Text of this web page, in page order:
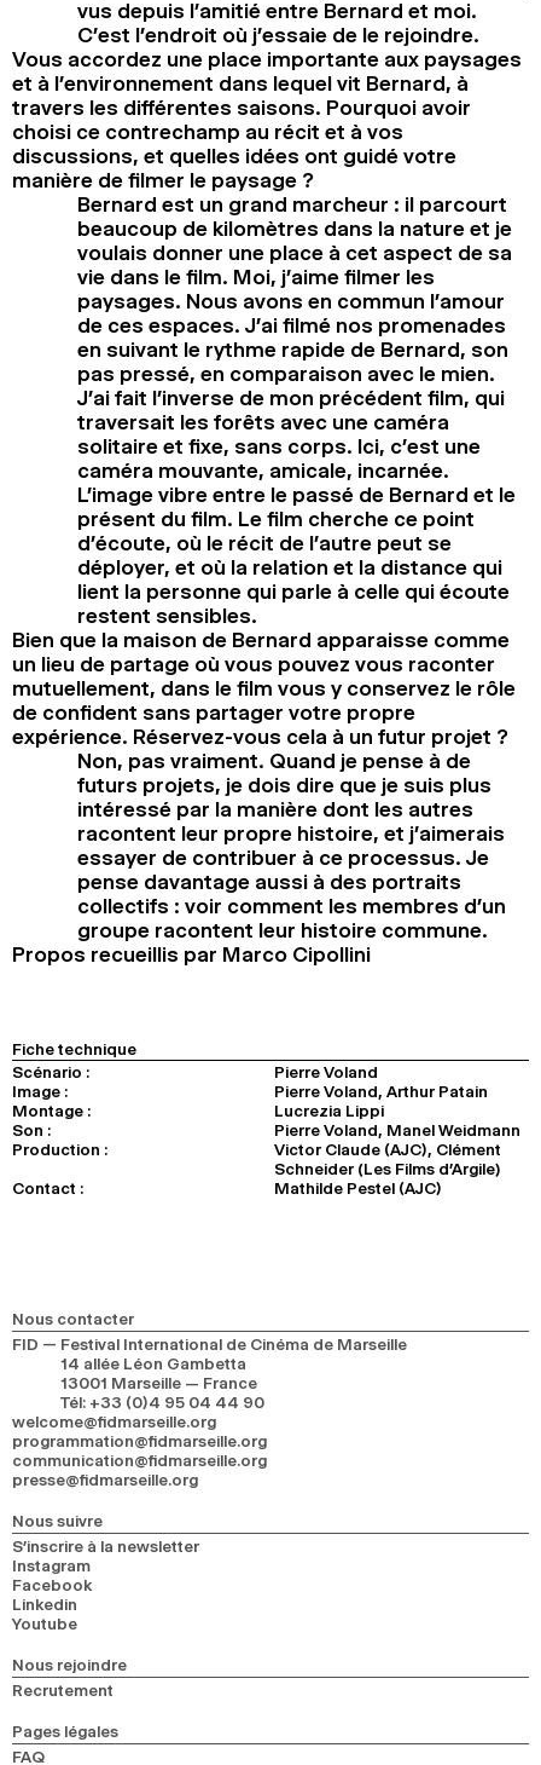
vus depuis l’amitié entre Bernard et moi.
C’est l’endroit où j’essaie de le rejoindre.
Vous accordez une place importante aux paysages
et à l’environnement dans lequel vit Bernard, à
travers les différentes saisons. Pourquoi avoir
choisi ce contrechamp au récit et à vos
discussions, et quelles idées ont guidé votre
manière de filmer le paysage ?
Bernard est un grand marcheur : il parcourt
beaucoup de kilomètres dans la nature et je
voulais donner une place à cet aspect de sa
vie dans le film. Moi, j’aime filmer les
paysages. Nous avons en commun l’amour
de ces espaces. J’ai filmé nos promenades
en suivant le rythme rapide de Bernard, son
pas pressé, en comparaison avec le mien.
J’ai fait l’inverse de mon précédent film, qui
traversait les forêts avec une caméra
solitaire et fixe, sans corps. Ici, c’est une
caméra mouvante, amicale, incarnée.
L’image vibre entre le passé de Bernard et le
présent du film. Le film cherche ce point
d’écoute, où le récit de l’autre peut se
déployer, et où la relation et la distance qui
lient la personne qui parle à celle qui écoute
restent sensibles.
Bien que la maison de Bernard apparaisse comme
un lieu de partage où vous pouvez vous raconter
mutuellement, dans le film vous y conservez le rôle
de confident sans partager votre propre
expérience. Réservez-vous cela à un futur projet ?
Non, pas vraiment. Quand je pense à de
futurs projets, je dois dire que je suis plus
intéressé par la manière dont les autres
racontent leur propre histoire, et j’aimerais
essayer de contribuer à ce processus. Je
pense davantage aussi à des portraits
collectifs : voir comment les membres d’un
groupe racontent leur histoire commune.
Propos recueillis par Marco Cipollini
Fiche technique
Scénario :
Pierre Voland
Image :
Pierre Voland, Arthur Patain
Montage :
Lucrezia Lippi
Son :
Pierre Voland, Manel Weidmann
Production :
Victor Claude (AJC), Clément
Schneider (Les Films d’Argile)
Contact :
Mathilde Pestel (AJC)
Nous contacter
FID — Festival International de Cinéma de Marseille
14 allée Léon Gambetta
13001 Marseille — France
Tél: +33 (0)4 95 04 44 90
welcome@fidmarseille.org
programmation@fidmarseille.org
communication@fidmarseille.org
presse@fidmarseille.org
Nous suivre
S’inscrire à la newsletter
Instagram
Facebook
Linkedin
Youtube
Nous rejoindre
Recrutement
Pages légales
FAQ